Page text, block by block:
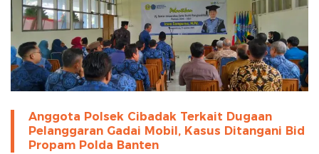
Anggota Polsek Cibadak Terkait Dugaan
Pelanggaran Gadai Mobil, Kasus Ditangani Bid
Propam Polda Banten